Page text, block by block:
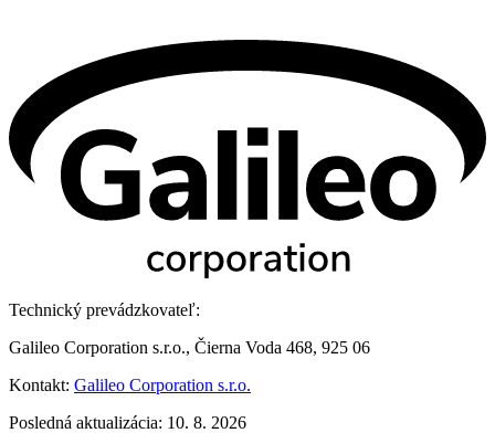
Technický prevádzkovateľ:
Galileo Corporation s.r.o., Čierna Voda 468, 925 06
Kontakt: Galileo Corporation s.r.o.
Posledná aktualizácia: 10. 8. 2026